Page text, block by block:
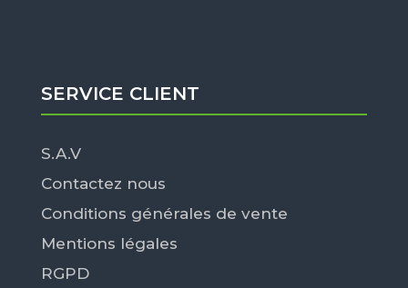
SERVICE CLIENT
S.A.V
Contactez nous
Conditions générales de vente
Mentions légales
RGPD